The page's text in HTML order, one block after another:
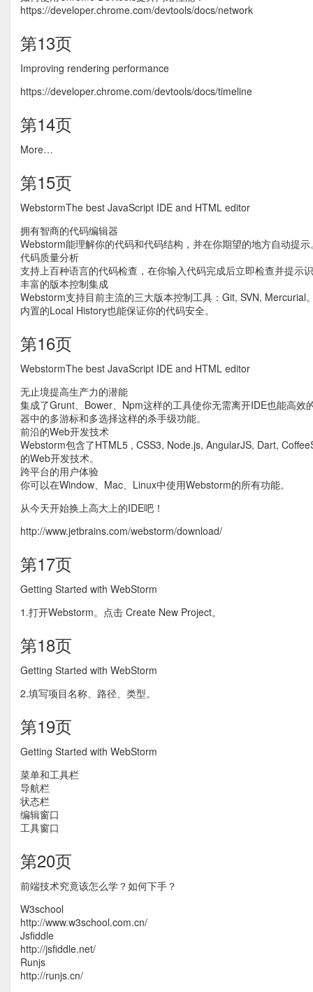
https://developer.chrome.com/devtools/docs/network
第13页
Improving rendering performance
https://developer.chrome.com/devtools/docs/timeline
第14页
More…
第15页
WebstormThe best JavaScript IDE and HTML editor
拥有智商的代码编辑器
Webstorm能理解你的代码和代码结构，并在你期望的地方自动提
代码质量分析
支持上百种语言的代码检查，在你输入代码完成后立即检查并提示
丰富的版本控制集成
Webstorm支持目前主流的三大版本控制工具：Git, SVN,
内置的Local History也能保证你的代码安全。
第16页
WebstormThe best JavaScript IDE and HTML editor
无止境提高生产力的潜能
集成了Grunt、Bower、Npm这样的工具使你无需离开IDE也能高
器中的多游标和多选择这样的杀手级功能。
前沿的Web开发技术
Webstorm包含了HTML5 , CSS3, Node.js, AngularJS, Dart,
的Web开发技术。
跨平台的用户体验
你可以在Window、Mac、Linux中使用Webstorm的所有功能。
从今天开始换上高大上的IDE吧！
http://www.jetbrains.com/webstorm/download/
第17页
Getting Started with WebStorm
1.打开Webstorm。点击 Create New Project。
第18页
Getting Started with WebStorm
2.填写项目名称、路径、类型。
第19页
Getting Started with WebStorm
菜单和工具栏
导航栏
状态栏
编辑窗口
工具窗口
第20页
前端技术究竟该怎么学？如何下手？
W3school
http://www.w3school.com.cn/
Jsfiddle
http://jsfiddle.net/
Runjs
http://runjs.cn/